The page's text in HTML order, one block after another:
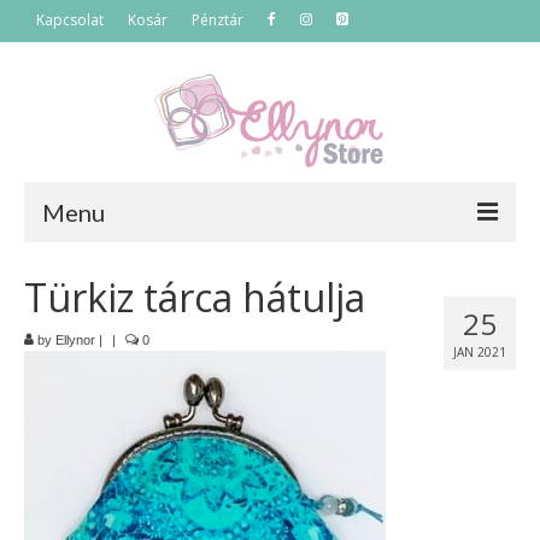
Kapcsolat Kosár Pénztár
Menu
Főoldal
Akciós termékek
Táskák
Neszeszerek
25
JAN 2021
Türkiz tárca hátulja
by Ellynor | | 0